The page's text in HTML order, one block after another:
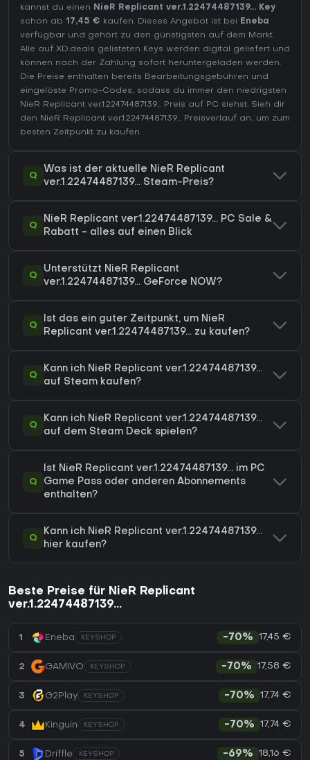
kannst du einen
NieR Replicant ver.1.22474487139... Key
schon ab 17,45 € kaufen. Dieses Angebot ist bei Eneba
verfügbar und gehört zu den günstigsten auf dem Markt.
Alle auf XD.deals gelisteten Keys werden digital geliefert und
können nach der Zahlung sofort heruntergeladen werden.
Die Preise enthalten bereits Bearbeitungsgebühren und
eingelöste Promo-Codes, sodass du immer den niedrigsten
NieR Replicant ver.1.22474487139... Preis auf PC siehst. Sieh dir
den NieR Replicant ver.1.22474487139... Preisverlauf an, um zum
besten Zeitpunkt zu kaufen.
Q
Was ist der aktuelle NieR Replicant
ver.1.22474487139... Steam-Preis?
Q
NieR Replicant ver.1.22474487139... PC Sale &
Rabatt - alles auf einen Blick
Q
Unterstützt NieR Replicant
ver.1.22474487139... GeForce NOW?
Q
Ist das ein guter Zeitpunkt, um NieR
Replicant ver.1.22474487139... zu kaufen?
Q
Kann ich NieR Replicant ver.1.22474487139...
auf Steam kaufen?
Q
Kann ich NieR Replicant ver.1.22474487139...
auf dem Steam Deck spielen?
Q
Ist NieR Replicant ver.1.22474487139... im PC
Game Pass oder anderen Abonnements
enthalten?
Q
Kann ich NieR Replicant ver.1.22474487139...
hier kaufen?
Beste Preise für NieR Replicant
ver.1.22474487139...
1 Eneba KEYSHOP -70% 17,45 €
2 GAMIVO KEYSHOP -70% 17,58 €
3 G2Play KEYSHOP -70% 17,74 €
4 Kinguin KEYSHOP -70% 17,74 €
5 Driffle KEYSHOP -69% 18,16 €